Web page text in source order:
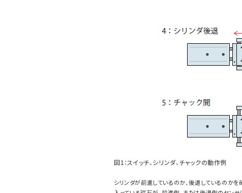
図1：スイッチ、シリンダ、チャックの動作例
シリンダが前進しているのか、後退しているのかを